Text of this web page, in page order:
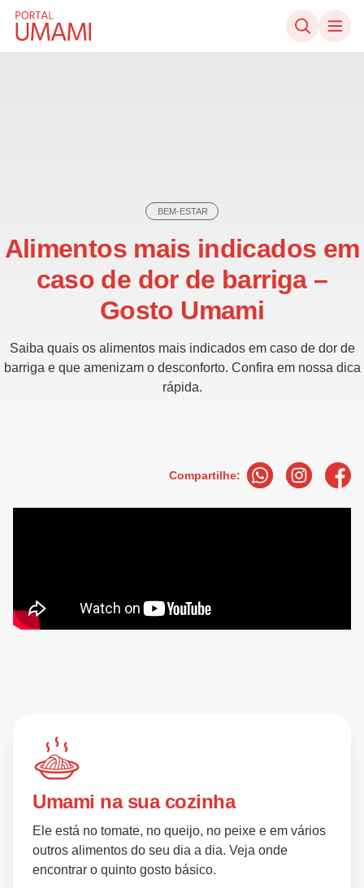
Ir direto ao conteúdo
BEM-ESTAR
Alimentos mais indicados em
caso de dor de barriga –
Gosto Umami
Saiba quais os alimentos mais indicados em caso de dor de
barriga e que amenizam o desconforto. Confira em nossa dica
rápida.
Compartilhe:
Umami na sua cozinha
Ele está no tomate, no queijo, no peixe e em vários
outros alimentos do seu dia a dia. Veja onde
encontrar o quinto gosto básico.